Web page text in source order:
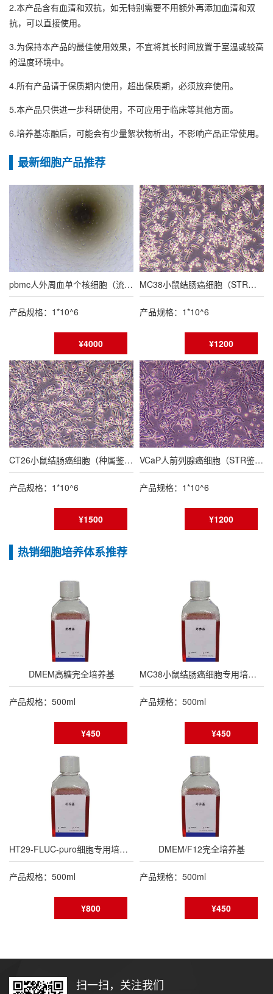
2.本产品含有血清和双抗，如无特别需要不用额外再添加血清和双
抗，可以直接使用。
3.为保持本产品的最佳使用效果，不宜将其长时间放置于室温或较高
的温度环境中。
4.所有产品请于保质期内使用，超出保质期，必须放弃使用。
5.本产品只供进一步科研使用，不可应用于临床等其他方面。
6.培养基冻融后，可能会有少量絮状物析出，不影响产品正常使用。
最新细胞产品推荐
pbmc人外周血单个核细胞（流式鉴定报告）
产品规格：1*10^6
¥4000
MC38小鼠结肠癌细胞（STR鉴定报告/种属鉴定报告）
产品规格：1*10^6
¥1200
CT26小鼠结肠癌细胞（种属鉴定报告/STR鉴定报告）
产品规格：1*10^6
¥1500
VCaP人前列腺癌细胞（STR鉴定报告）
产品规格：1*10^6
¥1200
热销细胞培养体系推荐
DMEM高糖完全培养基
产品规格：500ml
¥450
MC38小鼠结肠癌细胞专用培养基
产品规格：500ml
¥450
HT29-FLUC-puro细胞专用培养基
产品规格：500ml
¥800
DMEM/F12完全培养基
产品规格：500ml
¥450
扫一扫，关注我们